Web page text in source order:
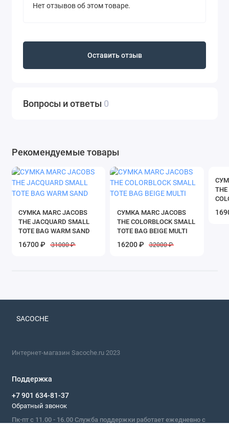
Нет отзывов об этом товаре.
Оставить отзыв
Вопросы и ответы 0
Рекомендуемые товары
СУМКА MARC JACOBS
THE JACQUARD SMALL
TOTE BAG WARM SAND
16700 ₽ 31000 ₽
СУМКА MARC JACOBS
THE COLORBLOCK SMALL
TOTE BAG BEIGE MULTI
16200 ₽ 32000 ₽
THE
SACOCHE
Интернет-магазин Sacoche.ru 2023
Поддержка
+7 901 634-81-37
Обратный звонок
Пк-пт с 11.00 - 16.00 Служба поддержки работает ежедневно с